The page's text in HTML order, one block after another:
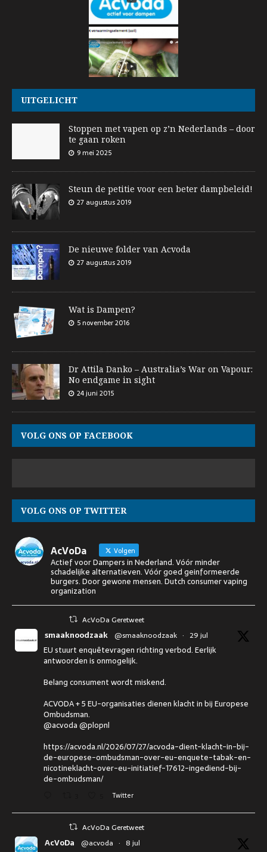
UITGELICHT
Stoppen met vapen op z’n Nederlands – door
te gaan roken
9 mei 2025
Steun de petitie voor een beter dampbeleid!
27 augustus 2019
De nieuwe folder van Acvoda
27 augustus 2019
Wat is Dampen?
5 november 2016
Dr Attila Danko – Australia’s War on Vapour:
No endgame in sight
24 juni 2015
VOLG ONS OP FACEBOOK
VOLG ONS OP TWITTER
AcVoDa Volgen
Actief voor Dampers in Nederland. Vóór minder
schadelijke alternatieven. Vóór goed geinformeerde
burgers. Door gewone mensen. Dutch consumer vaping
organization
AcVoDa Geretweet
smaaknoodzaak @smaaknoodzaak · 29 jul
EU stuurt enquêtevragen richting verbod. Eerlijk
antwoorden is onmogelijk.
Belang consument wordt miskend.
ACVODA + 5 EU-organisaties dienen klacht in bij Europese
Ombudsman.
@acvoda @plopnl
https://acvoda.nl/2026/07/27/acvoda-dient-klacht-in-bij-
de-europese-ombudsman-over-eu-enquete-tabak-en-
nicotineklacht-over-eu-initiatief-17612-ingediend-bij-
de-ombudsman/
Twitter
AcVoDa Geretweet
AcVoDa @acvoda · 8 jul